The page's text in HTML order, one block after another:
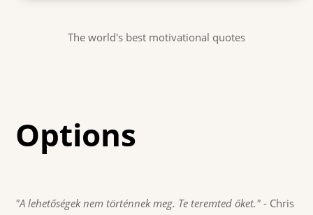
The world's best motivational quotes
Options
"A lehetőségek nem történnek meg. Te teremted őket." - Chris